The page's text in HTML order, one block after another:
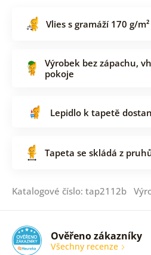
Vlies s gramáží 170 g/m²
Výrobek bez zápachu,
pokoje
Lepidlo k tapetě
Tapeta se skládá z
Katalogové číslo: tap2112b
Ověřeno zákazníky
Všechny recenze